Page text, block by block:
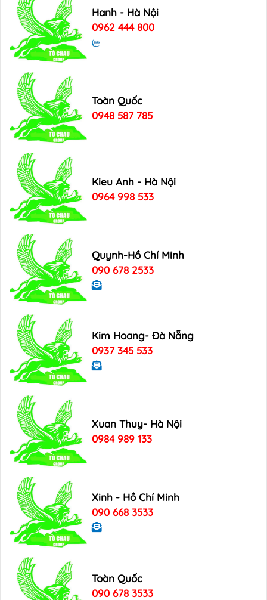
Hanh - Hà Nội
0962 444 800
Toàn Quốc
0948 587 785
Kieu Anh - Hà Nội
0964 998 533
Quynh-Hồ Chí Minh
090 678 2533
Kim Hoang- Đà Nẵng
0937 345 533
Xuan Thuy- Hà Nội
0984 989 133
Xinh - Hồ Chí Minh
090 668 3533
Toàn Quốc
090 678 3533